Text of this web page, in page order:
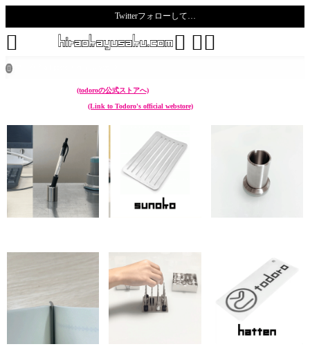
Twitterフォローして…
 


(todoroの公式ストアへ)
(Link to Todoro's official webstore)